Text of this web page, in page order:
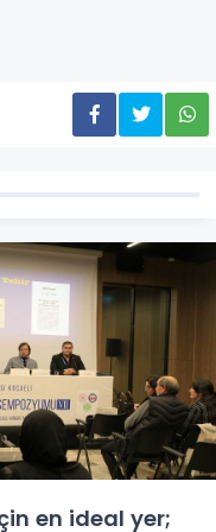
en ideal yer;